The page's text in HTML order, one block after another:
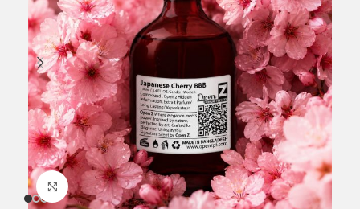
Click to enlarge